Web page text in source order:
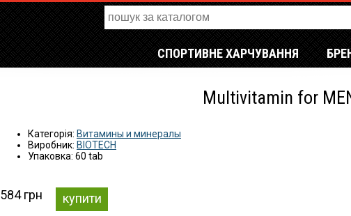
СПОРТИВНЕ ХАРЧУВАННЯ
Multivitamin for
Категорія: Витамины и минералы
Виробник: BIOTECH
Упаковка: 60 tab
584 грн купити